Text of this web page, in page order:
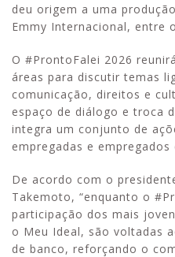
deu origem a uma
Emmy Internacional, entre
O #ProntoFalei 2026
áreas para discutir temas
comunicação, direitos e
espaço de diálogo e troca
integra um conjunto de
empregadas e empregados
De acordo com o
Takemoto, “enquanto o
participação dos mais
o Meu Ideal, são voltadas
de banco, reforçando o